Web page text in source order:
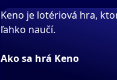
Keno je lotériová hra,
ľahko naučí.
Ako sa hrá Keno